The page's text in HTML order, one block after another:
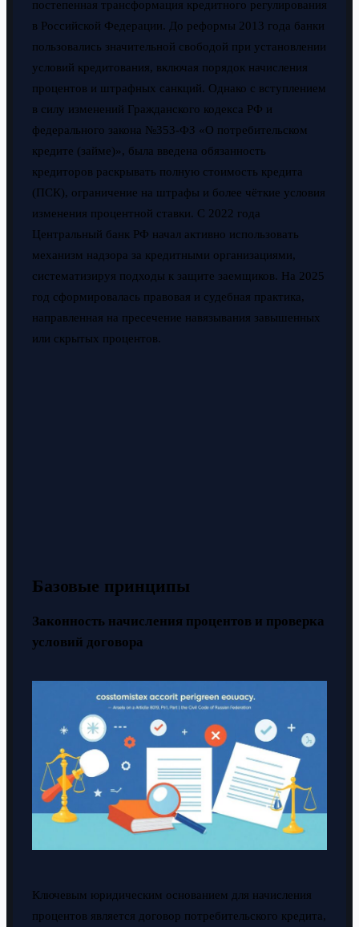
постепенная трансформация кредитного регулирования
в Российской Федерации. До реформы 2013 года банки
пользовались значительной свободой при установлении
условий кредитования, включая порядок начисления
процентов и штрафных санкций. Однако с вступлением
в силу изменений Гражданского кодекса РФ и
федерального закона №353-ФЗ «О потребительском
кредите (займе)», была введена обязанность
кредиторов раскрывать полную стоимость кредита
(ПСК), ограничение на штрафы и более чёткие условия
изменения процентной ставки. С 2022 года
Центральный банк РФ начал активно использовать
механизм надзора за кредитными организациями,
систематизируя подходы к защите заемщиков. На 2025
год сформировалась правовая и судебная практика,
направленная на пресечение навязывания завышенных
или скрытых процентов.
Базовые принципы
Законность начисления процентов и проверка
условий договора
Ключевым юридическим основанием для начисления
процентов является договор потребительского кредита,